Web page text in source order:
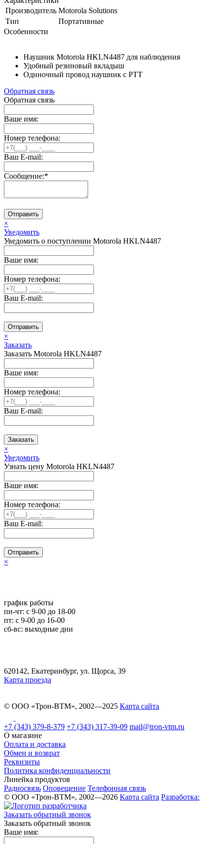
Производитель Motorola Solutions
Тип
Портативные
Особенности
Наушник Motorola HKLN4487 для наблюдения
Удобный резиновый вкладыш
Одиночный провод наушник с PTT
Обратная связь
Обратная связь
Ваше имя:
Номер телефона:
Ваш E-mail:
Сообщение:*
Отправить
×
Уведомить
Уведомить о поступлении Motorola HKLN4487
Ваше имя:
Номер телефона:
Ваш E-mail:
Отправить
×
Заказать
Заказать Motorola HKLN4487
Ваше имя:
Номер телефона:
Ваш E-mail:
Заказать
×
Уведомить
Узнать цену Motorola HKLN4487
Ваше имя:
Номер телефона:
Ваш E-mail:
Отправить
×
график работы
пн-чт: c 9-00 до 18-00
пт: с 9-00 до 16-00
сб-вс: выходные дни
620142, Екатеринбург, ул. Щорса, 39
Карта проезда
© ООО «Трон-ВТМ», 2002—2025 Карта сайта
+7 (343) 379-8-379 +7 (343) 317-39-09 mail@tron-vtm.ru
О магазине
Оплата и доставка
Обмен и возврат
Реквизиты
Политика конфиденциальности
Линейка продуктов
Радиосвязь Оповещение Телефонная связь
© ООО «Трон-ВТМ», 2002—2026 Карта сайта Разработка:
Заказать обратный звонок
Заказать обратный звонок
Ваше имя: